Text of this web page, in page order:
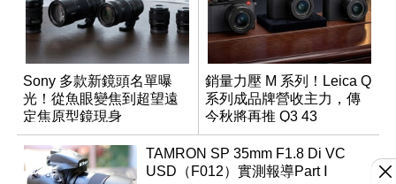
Sony 多款新鏡頭名單曝
光！從魚眼變焦到超望遠
定焦原型鏡現身
銷量力壓 M 系列！Leica Q
系列成品牌營收主力，傳
今秋將再推 Q3 43
Monochrom
TAMRON SP 35mm F1.8 Di VC
USD（F012）實測報導Part Ⅰ